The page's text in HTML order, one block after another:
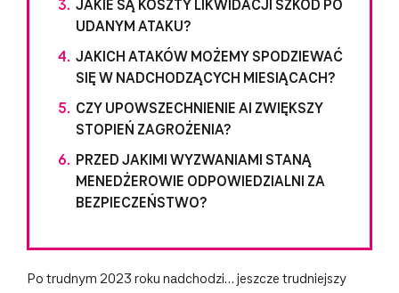
JAKIE SĄ KOSZTY LIKWIDACJI SZKÓD PO
UDANYM ATAKU?
JAKICH ATAKÓW MOŻEMY SPODZIEWAĆ
SIĘ W NADCHODZĄCYCH MIESIĄCACH?
CZY UPOWSZECHNIENIE AI ZWIĘKSZY
STOPIEŃ ZAGROŻENIA?
PRZED JAKIMI WYZWANIAMI STANĄ
MENEDŻEROWIE ODPOWIEDZIALNI ZA
BEZPIECZEŃSTWO?
Po trudnym 2023 roku nadchodzi… jeszcze trudniejszy